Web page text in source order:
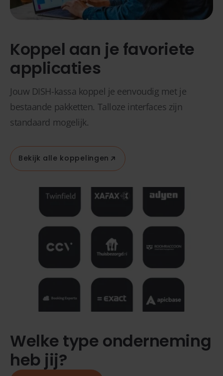
Koppel aan je favoriete
applicaties
Jouw DISH-kassa koppel je eenvoudig met je
bestaande pakketten. Talloze interfaces zijn
standaard mogelijk.
Bekijk alle koppelingen
Welke type onderneming
heb jij?